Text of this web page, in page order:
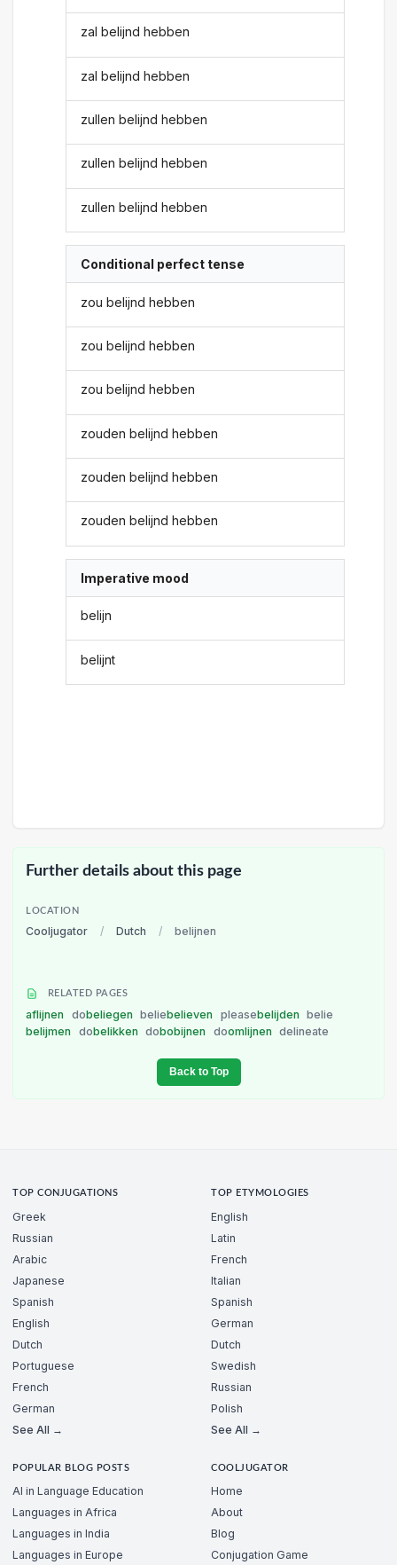
zal belijnd hebben
zal belijnd hebben
zullen belijnd hebben
zullen belijnd hebben
zullen belijnd hebben
Conditional perfect tense
zou belijnd hebben
zou belijnd hebben
zou belijnd hebben
zouden belijnd hebben
zouden belijnd hebben
zouden belijnd hebben
Imperative mood
belijn
belijnt
Further details about this page
LOCATION
Cooljugator / Dutch / belijnen
RELATED PAGES
aflijnen dobeliegen beliebelieven pleasebelijden
belie
belijmen
dobelikken dobobijnen doomlijnen delineate
Back to Top
TOP CONJUGATIONS
Greek
Russian
Arabic
Japanese
Spanish
English
Dutch
Portuguese
French
German
See All →
TOP ETYMOLOGIES
English
Latin
French
Italian
Spanish
German
Dutch
Swedish
Russian
Polish
See All →
POPULAR BLOG POSTS
AI in Language Education
Languages in Africa
Languages in India
Languages in Europe
COOLJUGATOR
Home
About
Blog
Conjugation Game